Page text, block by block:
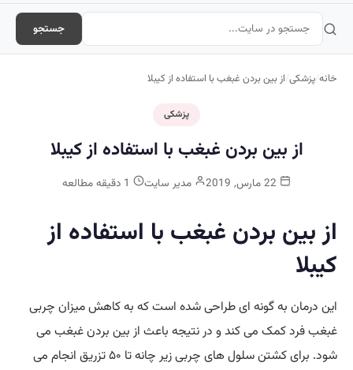
جستجو
خانه/پزشکی/از بین بردن غبغب با استفاده از کیبلا
پزشکی
از بین بردن غبغب با استفاده از کیبلا
مدیر سایت
از بین بردن غبغب با استفاده از
کیبلا
این درمان به گونه ‌ای طراحی شده ‌است که به کاهش میزان چربی
غبغب فرد کمک می کند و در نتیجه باعث از بین بردن غبغب می
شود. برای کشتن سلول‌ های چربی زیر چانه تا ۵۰ تزریق انجام می‌